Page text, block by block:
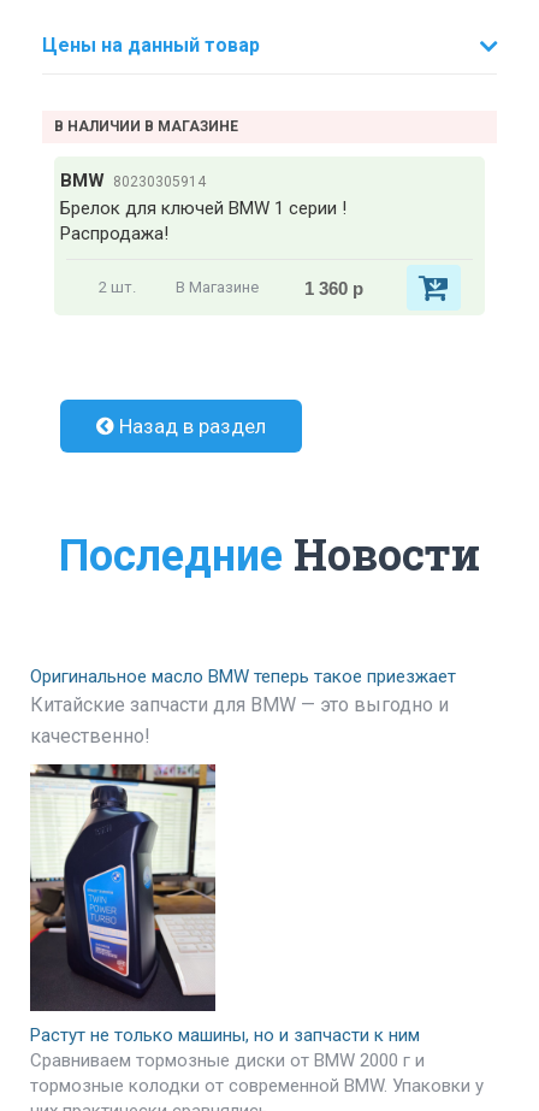
Цены на данный товар
В НАЛИЧИИ В МАГАЗИНЕ
BMW 80230305914
Брелок для ключей BMW 1 серии !
Распродажа!
2 шт. В Магазине 1 360 р
Назад в раздел
Последние Новости
Оригинальное масло BMW теперь такое приезжает
Китайские запчасти для BMW — это выгодно и
качественно!
Растут не только машины, но и запчасти к ним
Сравниваем тормозные диски от BMW 2000 г и
тормозные колодки от современной BMW. Упаковки у